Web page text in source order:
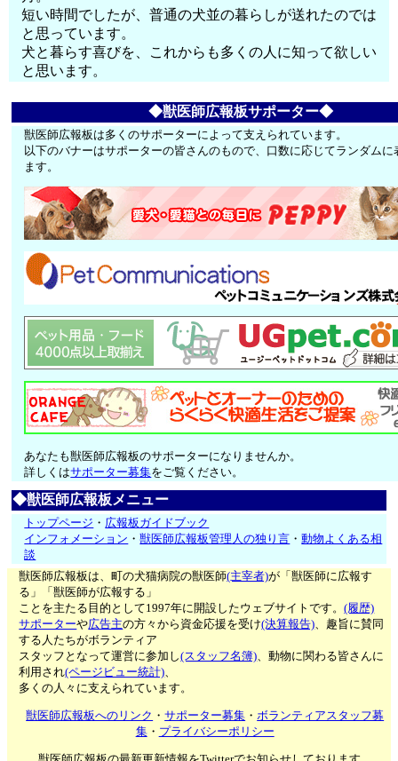
短い時間でしたが、普通の犬並の暮らしが送れたのでは
と思っています。
犬と暮らす喜びを、これからも多くの人に知って欲しい
と思います。
◆獣医師広報板サポーター◆
獣医師広報板は多くのサポーターによって支えられています。
以下のバナーはサポーターの皆さんのもので、口数に応じてランダムに
ます。
あなたも獣医師広報板のサポーターになりませんか。
詳しくはサポーター募集をご覧ください。
◆獣医師広報板メニュー
トップページ ・ 広報板ガイドブック
インフォメーション ・獣医師広報板管理人の独り言 ・動物よくある相
談
獣医師広報板は、町の犬猫病院の獣医師(主宰者)が「獣医師に広報す
る」「獣医師が広報する」
ことを主たる目的として1997年に開設したウェブサイトです。(履歴)
サポーターや広告主の方々から資金応援を受け(決算報告)、趣旨に賛同
する人たちがボランティア
スタッフとなって運営に参加し(スタッフ名簿)、動物に関わる皆さんに
利用され(ページビュー統計)、
多くの人々に支えられています。
獣医師広報板へのリンク ・サポーター募集 ・ボランティアスタッフ募
集・ プライバシーポリシー